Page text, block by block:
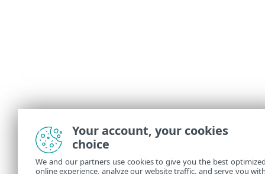
Your account, your cookies
choice
We and our partners use cookies to give you the best
online experience, analyze our website traffic, and serve you